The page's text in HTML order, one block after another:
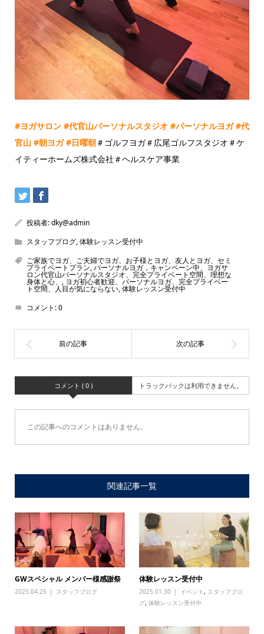
#ヨガサロン #代官山パーソナルスタジオ #パーソナルヨガ #代
官山 #朝ヨガ #日曜朝＃ゴルフヨガ＃広尾ゴルフスタジオ＃ケ
イティーホームズ株式会社＃ヘルスケア事業
投稿者:dky@admin
スタッフブログ,体験レッスン受付中
ご家族でヨガ、ご夫婦でヨガ、お子様とヨガ、友人とヨガ、セミ
プライベートプラン,パーソナルヨガ，キャンペーン中、ヨガサ
ロン代官山パーソナルスタジオ、完全プライベート空間、理想な
身体と心、, ヨガ初心者歓迎、パーソナルヨガ、完全プライベー
ト空間、人目が気にならない,体験レッスン受付中
コメント:0
コメント ( 0 ) トラックバックは利用できません。
この記事へのコメントはありません。
関連記事一覧
GWスペシャル メンバー様感謝祭
2025.04.25 スタッフブログ
体験レッスン受付中
2025.01.30 イベント, スタッフブロ
グ,体験レッスン受付中